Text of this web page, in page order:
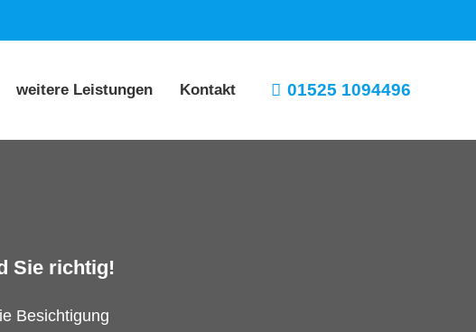
weitere Leistungen Kontakt 01525 1094496
Sie richtig!
Besichtigung